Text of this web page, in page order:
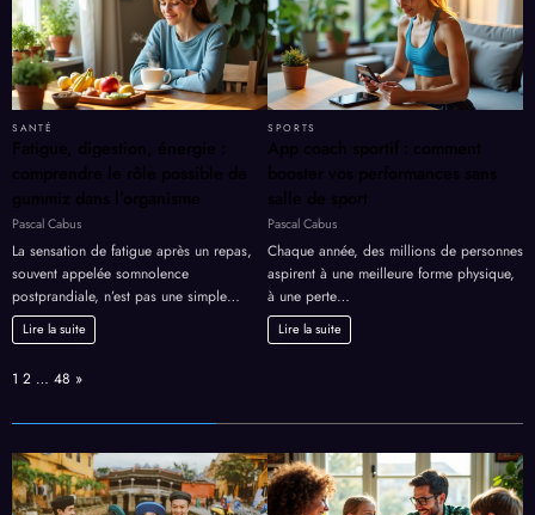
SANTÉ
Fatigue, digestion, énergie :
comprendre le rôle possible de
gummiz dans l’organisme
Pascal Cabus
La sensation de fatigue après un repas,
souvent appelée somnolence
postprandiale, n’est pas une simple…
Lire la suite
SPORTS
App coach sportif : comment
booster vos performances sans
salle de sport
Pascal Cabus
Chaque année, des millions de personnes
aspirent à une meilleure forme physique,
à une perte…
Lire la suite
Page:
1 2 … 48 Next
»